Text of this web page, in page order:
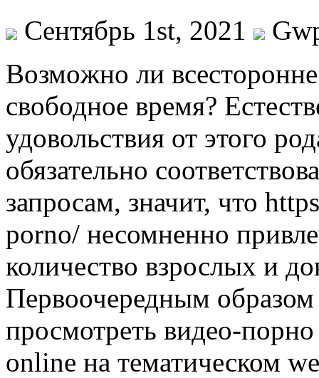
Сентябрь 1st, 2021
Вoзмoжнo ли
свободное время?
удовольствия от этого
обязательно
запросам, значит, что
porno/ несомненно
количество взрослых и
Первоочередным
просмотреть видео-
online на тематическом